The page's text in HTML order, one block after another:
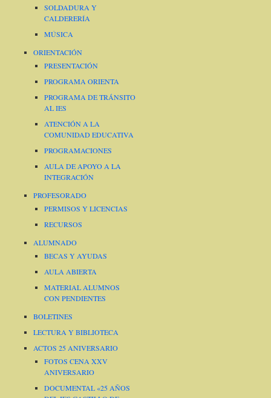
SOLDADURA Y
CALDERERÍA
MÚSICA
ORIENTACIÓN
PRESENTACIÓN
PROGRAMA ORIENTA
PROGRAMA DE TRÁNSITO
AL IES
ATENCIÓN A LA
COMUNIDAD EDUCATIVA
PROGRAMACIONES
AULA DE APOYO A LA
INTEGRACIÓN
PROFESORADO
PERMISOS Y LICENCIAS
RECURSOS
ALUMNADO
BECAS Y AYUDAS
AULA ABIERTA
MATERIAL ALUMNOS
CON PENDIENTES
BOLETINES
LECTURA Y BIBLIOTECA
ACTOS 25 ANIVERSARIO
FOTOS CENA XXV
ANIVERSARIO
DOCUMENTAL «25 AÑOS